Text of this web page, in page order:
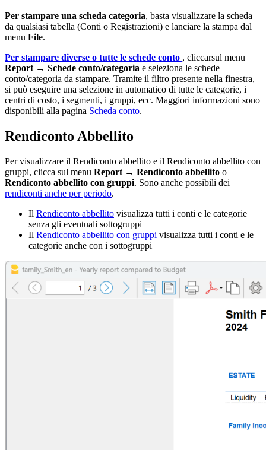
Per stampare una scheda categoria, basta visualizzare la scheda
da qualsiasi tabella (Conti o Registrazioni) e lanciare la stampa dal
menu File.
Per stampare diverse o tutte le schede conto , cliccarsul menu
Report → Schede conto/categoria e seleziona le schede
conto/categoria da stampare. Tramite il filtro presente nella finestra,
si può eseguire una selezione in automatico di tutte le categorie, i
centri di costo, i segmenti, i gruppi, ecc. Maggiori informazioni sono
disponibili alla pagina Scheda conto.
Rendiconto Abbellito
Per visualizzare il Rendiconto abbellito e il Rendiconto abbellito con
gruppi, clicca sul menu Report → Rendiconto abbellito o
Rendiconto abbellito con gruppi. Sono anche possibili dei
rendiconti anche per periodo.
Il Rendiconto abbellito visualizza tutti i conti e le categorie
senza gli eventuali sottogruppi
Il Rendiconto abbellito con gruppi visualizza tutti i conti e le
categorie anche con i sottogruppi